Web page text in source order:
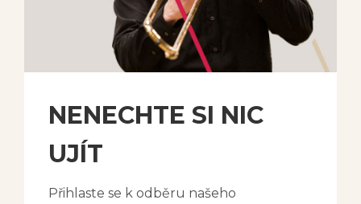
NENECHTE SI NIC
UJÍT
Přihlaste se k odběru našeho